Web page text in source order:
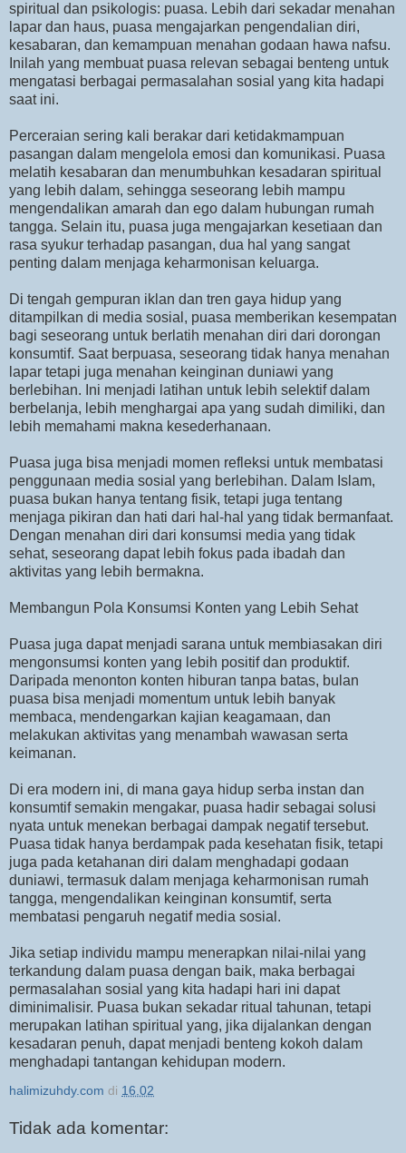
spiritual dan psikologis: puasa. Lebih dari sekadar menahan
lapar dan haus, puasa mengajarkan pengendalian diri,
kesabaran, dan kemampuan menahan godaan hawa nafsu.
Inilah yang membuat puasa relevan sebagai benteng untuk
mengatasi berbagai permasalahan sosial yang kita hadapi
saat ini.
Perceraian sering kali berakar dari ketidakmampuan
pasangan dalam mengelola emosi dan komunikasi. Puasa
melatih kesabaran dan menumbuhkan kesadaran spiritual
yang lebih dalam, sehingga seseorang lebih mampu
mengendalikan amarah dan ego dalam hubungan rumah
tangga. Selain itu, puasa juga mengajarkan kesetiaan dan
rasa syukur terhadap pasangan, dua hal yang sangat
penting dalam menjaga keharmonisan keluarga.
Di tengah gempuran iklan dan tren gaya hidup yang
ditampilkan di media sosial, puasa memberikan kesempatan
bagi seseorang untuk berlatih menahan diri dari dorongan
konsumtif. Saat berpuasa, seseorang tidak hanya menahan
lapar tetapi juga menahan keinginan duniawi yang
berlebihan. Ini menjadi latihan untuk lebih selektif dalam
berbelanja, lebih menghargai apa yang sudah dimiliki, dan
lebih memahami makna kesederhanaan.
Puasa juga bisa menjadi momen refleksi untuk membatasi
penggunaan media sosial yang berlebihan. Dalam Islam,
puasa bukan hanya tentang fisik, tetapi juga tentang
menjaga pikiran dan hati dari hal-hal yang tidak bermanfaat.
Dengan menahan diri dari konsumsi media yang tidak
sehat, seseorang dapat lebih fokus pada ibadah dan
aktivitas yang lebih bermakna.
Membangun Pola Konsumsi Konten yang Lebih Sehat
Puasa juga dapat menjadi sarana untuk membiasakan diri
mengonsumsi konten yang lebih positif dan produktif.
Daripada menonton konten hiburan tanpa batas, bulan
puasa bisa menjadi momentum untuk lebih banyak
membaca, mendengarkan kajian keagamaan, dan
melakukan aktivitas yang menambah wawasan serta
keimanan.
Di era modern ini, di mana gaya hidup serba instan dan
konsumtif semakin mengakar, puasa hadir sebagai solusi
nyata untuk menekan berbagai dampak negatif tersebut.
Puasa tidak hanya berdampak pada kesehatan fisik, tetapi
juga pada ketahanan diri dalam menghadapi godaan
duniawi, termasuk dalam menjaga keharmonisan rumah
tangga, mengendalikan keinginan konsumtif, serta
membatasi pengaruh negatif media sosial.
Jika setiap individu mampu menerapkan nilai-nilai yang
terkandung dalam puasa dengan baik, maka berbagai
permasalahan sosial yang kita hadapi hari ini dapat
diminimalisir. Puasa bukan sekadar ritual tahunan, tetapi
merupakan latihan spiritual yang, jika dijalankan dengan
kesadaran penuh, dapat menjadi benteng kokoh dalam
menghadapi tantangan kehidupan modern.
halimizuhdy.com di 16.02
Tidak ada komentar: